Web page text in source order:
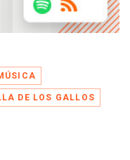
DE LOS GALLOS